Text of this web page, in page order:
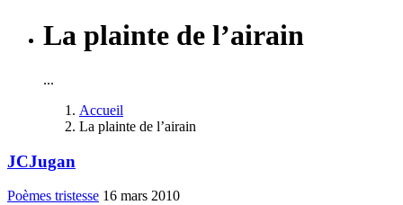
La plainte de l’airain
...
Accueil
La plainte de l’airain
JCJugan
Poèmes tristesse 16 mars 2010